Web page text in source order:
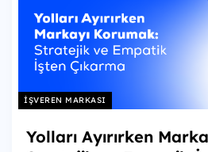
İŞVEREN MARKASI
Yolları Ayırırken